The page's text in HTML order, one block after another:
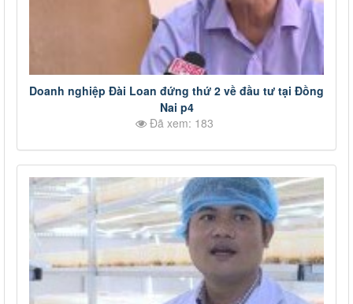
Doanh nghiệp Đài Loan đứng thứ 2 về đầu tư tại Đồng
Nai p4
Đã xem: 183